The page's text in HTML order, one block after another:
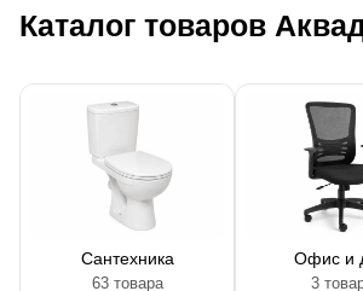
Каталог товаров
Сантехника
63 товара
Офис и
3